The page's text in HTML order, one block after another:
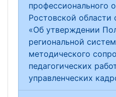
профессионального
Ростовской
«Об утверждении
региональной
методического
педагогических
управленческих